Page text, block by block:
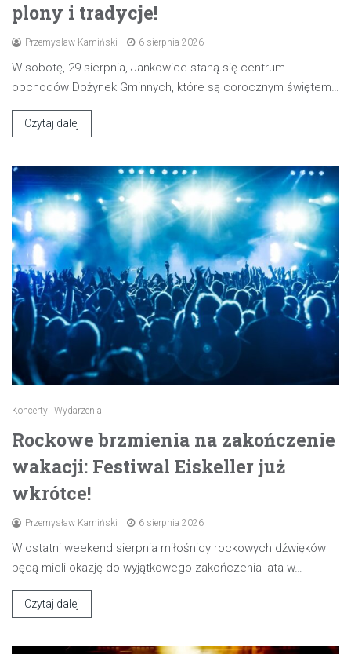
plony i tradycje!
Przemysław Kamiński 6 sierpnia 2026
W sobotę, 29 sierpnia, Jankowice staną się centrum
obchodów Dożynek Gminnych, które są corocznym świętem…
Czytaj dalej
Koncerty Wydarzenia
Rockowe brzmienia na zakończenie
wakacji: Festiwal Eiskeller już
wkrótce!
Przemysław Kamiński 6 sierpnia 2026
W ostatni weekend sierpnia miłośnicy rockowych dźwięków
będą mieli okazję do wyjątkowego zakończenia lata w…
Czytaj dalej